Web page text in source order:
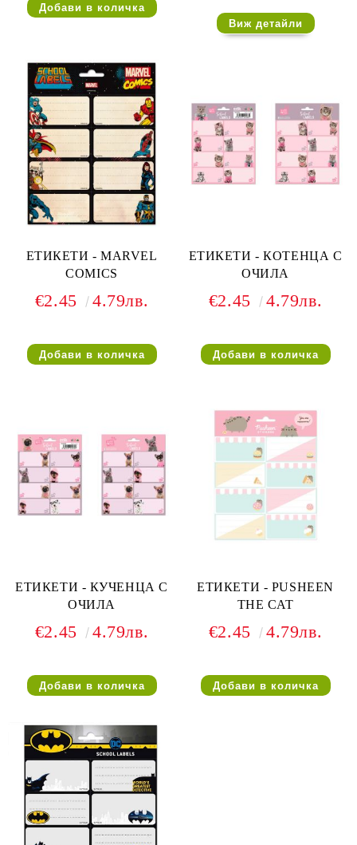
Виж детайли
ЕТИКЕТИ - MARVEL
COMICS
€2.45 4.79лв.
ЕТИКЕТИ - КОТЕНЦА С
ОЧИЛА
€2.45 4.79лв.
ЕТИКЕТИ - КУЧЕНЦА С
ОЧИЛА
€2.45 4.79лв.
ЕТИКЕТИ - PUSHEEN
THE CAT
€2.45 4.79лв.